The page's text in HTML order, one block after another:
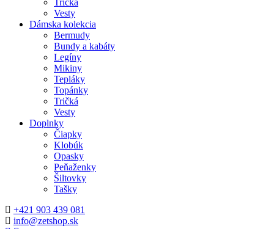
Tričká
Vesty
Dámska kolekcia
Bermudy
Bundy a kabáty
Legíny
Mikiny
Tepláky
Topánky
Tričká
Vesty
Doplnky
Čiapky
Klobúk
Opasky
Peňaženky
Šiltovky
Tašky
+421 903 439 081
info@zetshop.sk